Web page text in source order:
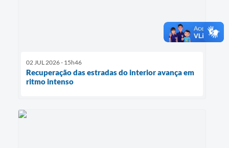
02 JUL 2026 - 15h46
Recuperação das estradas do interior avança em
ritmo intenso